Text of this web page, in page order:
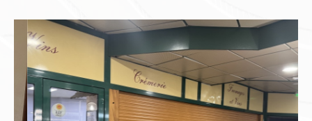
commeHilard,Bourny, ou encoreles
Pommeraies, dynamisme des ventes,
tension locative, type de bien.
Nous basons chaque estimation sur des